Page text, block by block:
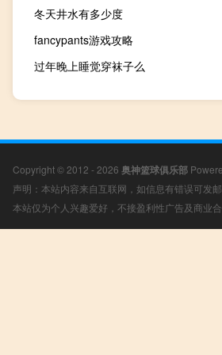
冬天井水有多少度
fancypants游戏攻略
过年晚上睡觉穿袜子么
Copyright © 2012 - 2026 奥神篮球俱乐部
声明：本站内容来自互联网，如信息有错误可发
本站仅为个人兴趣爱好，不接盈利性广告及商业